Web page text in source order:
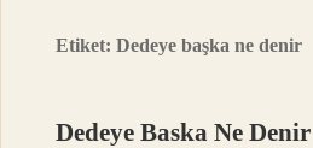
Etiket:Dedeye başka ne denir
Dedeye Baska Ne Denir